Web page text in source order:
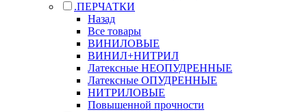
.ПЕРЧАТКИ
Назад
Все товары
ВИНИЛОВЫЕ
ВИНИЛ+НИТРИЛ
Латексные НЕОПУДРЕННЫЕ
Латексные ОПУДРЕННЫЕ
НИТРИЛОВЫЕ
Повышенной прочности